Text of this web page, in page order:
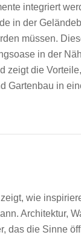
integriert
in der
müssen.
in der
zeigt die
Gartenbau in
wie
Architektur,
das die Sinne